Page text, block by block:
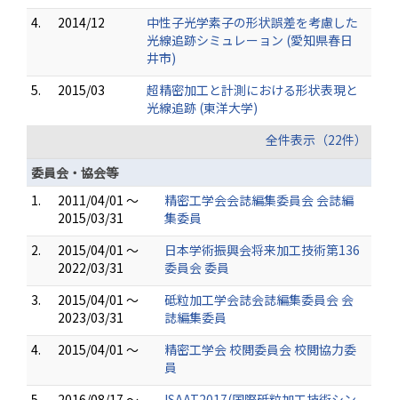
4.
2014/12
中性子光学素子の形状誤差を考慮した
光線追跡シミュレーョン (愛知県春日
井市)
5.
2015/03
超精密加工と計測における形状表現と
光線追跡 (東洋大学)
全件表示（22件）
委員会・協会等
1.
2011/04/01 ～
2015/03/31
精密工学会会誌編集委員会 会誌編
集委員
2.
2015/04/01 ～
2022/03/31
日本学術振興会将来加工技術第136
委員会 委員
3.
2015/04/01 ～
2023/03/31
砥粒加工学会誌会誌編集委員会 会
誌編集委員
4.
2015/04/01 ～
精密工学会 校閲委員会 校閲協力委
員